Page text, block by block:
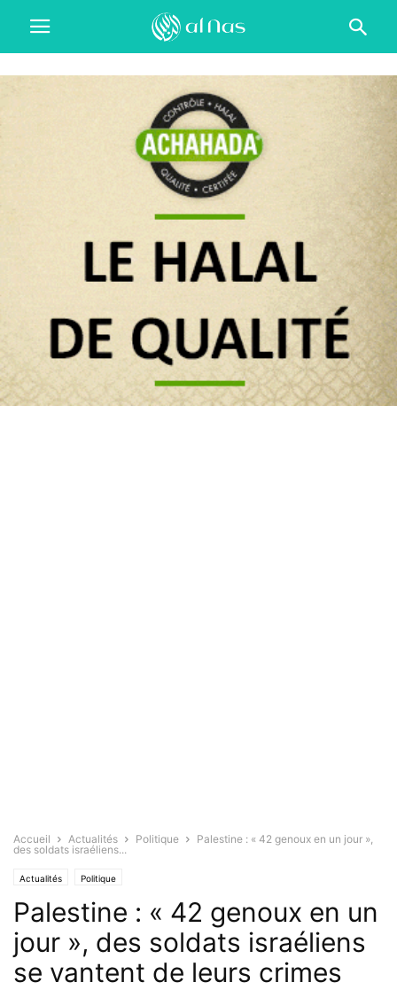
Accueil Actualités Politique
Palestine : « 42 genoux en un jour »,
des soldats israéliens...
Actualités Politique
Palestine : « 42 genoux en un
jour », des soldats israéliens
se vantent de leurs crimes